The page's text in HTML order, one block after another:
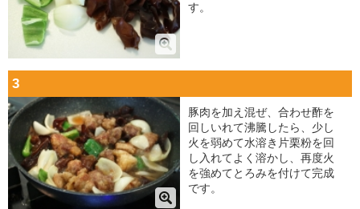
す。
3
豚肉を加え混ぜ、合わせ酢を
回しいれて沸騰したら、少し
火を弱めて水溶き片栗粉を回
し入れてよく溶かし、再度火
を強めてとろみを付けて完成
です。